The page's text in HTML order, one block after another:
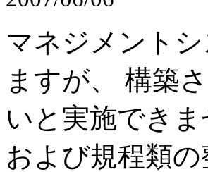
マネジメント
ますが、 構築
いと実施でき
および規程類